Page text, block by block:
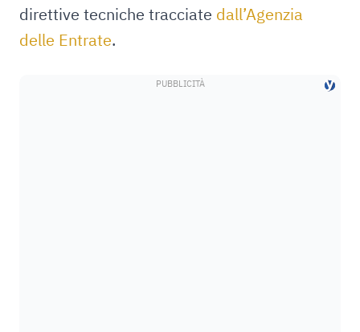
direttive tecniche tracciate dall’Agenzia
delle Entrate.